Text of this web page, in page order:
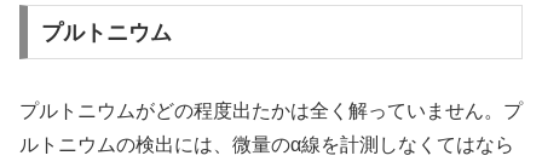
プルトニウム
プルトニウムがどの程度出たかは全く解っていません。プ
ルトニウムの検出には、微量のα線を計測しなくてはなら